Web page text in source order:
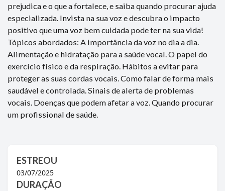
prejudica e o que a fortalece, e saiba quando procurar ajuda
especializada. Invista na sua voz e descubra o impacto
positivo que uma voz bem cuidada pode ter na sua vida!
Tópicos abordados: A importância da voz no dia a dia.
Alimentação e hidratação para a saúde vocal. O papel do
exercício físico e da respiração. Hábitos a evitar para
proteger as suas cordas vocais. Como falar de forma mais
saudável e controlada. Sinais de alerta de problemas
vocais. Doenças que podem afetar a voz. Quando procurar
um profissional de saúde.
ESTREOU
03/07/2025
DURAÇÃO